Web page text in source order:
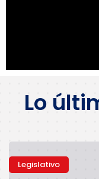
Lo
Legislativo